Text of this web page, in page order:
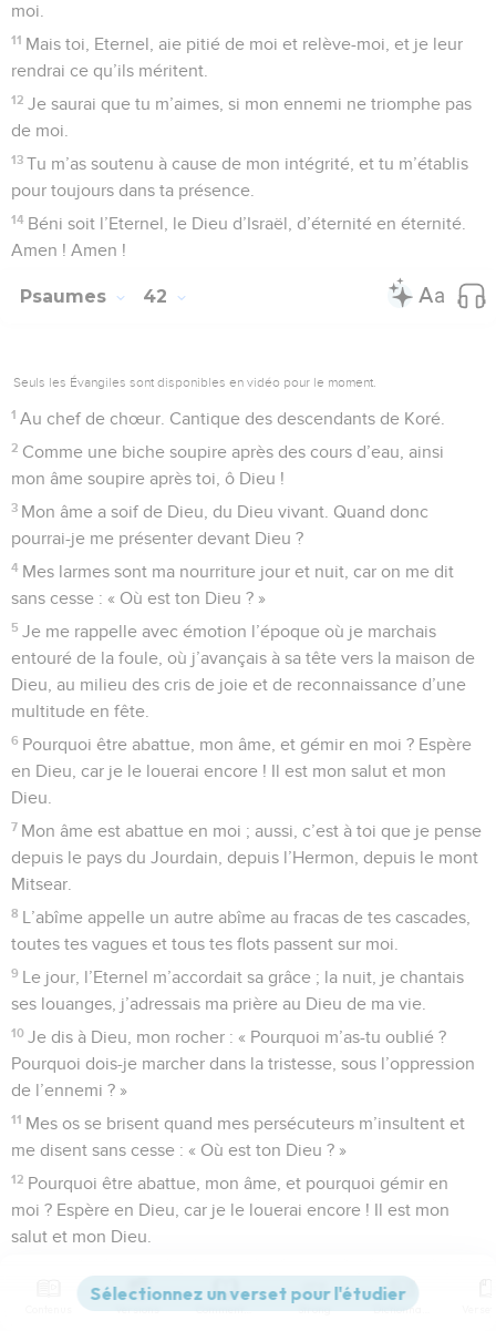
moi.
11 Mais toi, Eternel, aie pitié de moi et relève-moi, et je leur
rendrai ce qu’ils méritent.
12 Je saurai que tu m’aimes, si mon ennemi ne triomphe pas
de moi.
13 Tu m’as soutenu à cause de mon intégrité, et tu m’établis
pour toujours dans ta présence.
14 Béni soit l’Eternel, le Dieu d’Israël, d’éternité en éternité.
Amen ! Amen !
Psaumes 42
Seuls les Évangiles sont disponibles en vidéo pour le moment.
1 Au chef de chœur. Cantique des descendants de Koré.
2 Comme une biche soupire après des cours d’eau, ainsi
mon âme soupire après toi, ô Dieu !
3 Mon âme a soif de Dieu, du Dieu vivant. Quand donc
pourrai-je me présenter devant Dieu ?
4 Mes larmes sont ma nourriture jour et nuit, car on me dit
sans cesse : « Où est ton Dieu ? »
5 Je me rappelle avec émotion l’époque où je marchais
entouré de la foule, où j’avançais à sa tête vers la maison de
Dieu, au milieu des cris de joie et de reconnaissance d’une
multitude en fête.
6 Pourquoi être abattue, mon âme, et gémir en moi ? Espère
en Dieu, car je le louerai encore ! Il est mon salut et mon
Dieu.
7 Mon âme est abattue en moi ; aussi, c’est à toi que je pense
depuis le pays du Jourdain, depuis l’Hermon, depuis le mont
Mitsear.
8 L’abîme appelle un autre abîme au fracas de tes cascades,
toutes tes vagues et tous tes flots passent sur moi.
9 Le jour, l’Eternel m’accordait sa grâce ; la nuit, je chantais
ses louanges, j’adressais ma prière au Dieu de ma vie.
10 Je dis à Dieu, mon rocher : « Pourquoi m’as-tu oublié ?
Pourquoi dois-je marcher dans la tristesse, sous l’oppression
de l’ennemi ? »
11 Mes os se brisent quand mes persécuteurs m’insultent et
me disent sans cesse : « Où est ton Dieu ? »
12 Pourquoi être abattue, mon âme, et pourquoi gémir en
moi ? Espère en Dieu, car je le louerai encore ! Il est mon
salut et mon Dieu.
Psaumes 43
Versions Commentaires Strong